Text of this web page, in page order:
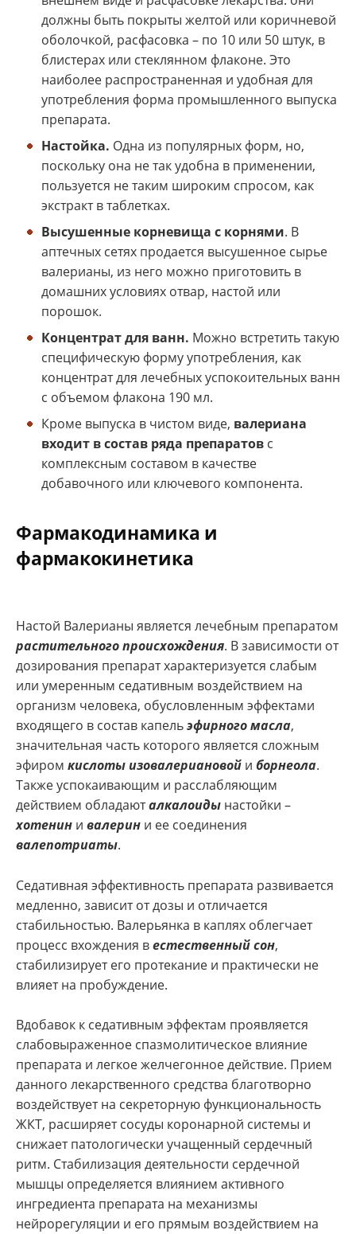
должны быть покрыты желтой или коричневой
оболочкой, расфасовка – по 10 или 50 штук, в
блистерах или стеклянном флаконе. Это
наиболее распространенная и удобная для
употребления форма промышленного выпуска
препарата.
Настойка. Одна из популярных форм, но,
поскольку она не так удобна в применении,
пользуется не таким широким спросом, как
экстракт в таблетках.
Высушенные корневища с корнями. В
аптечных сетях продается высушенное сырье
валерианы, из него можно приготовить в
домашних условиях отвар, настой или
порошок.
Концентрат для ванн. Можно встретить такую
специфическую форму употребления, как
концентрат для лечебных успокоительных ванн
с объемом флакона 190 мл.
Кроме выпуска в чистом виде, валериана
входит в состав ряда препаратов с
комплексным составом в качестве
добавочного или ключевого компонента.
Фармакодинамика и
фармакокинетика
Настой Валерианы является лечебным препаратом
растительного происхождения. В зависимости от
дозирования препарат характеризуется слабым
или умеренным седативным воздействием на
организм человека, обусловленным эффектами
входящего в состав капельэфирного масла,
значительная часть которого является сложным
эфиром кислоты изовалериановой и борнеола.
Также успокаивающим и расслабляющим
действием обладаюталкалоиды настойки –
хотенин и валерин и ее соединения
валепотриаты.
Седативная эффективность препарата развивается
медленно, зависит от дозы и отличается
стабильностью. Валерьянка в каплях облегчает
процесс вхождения вестественный сон,
стабилизирует его протекание и практически не
влияет на пробуждение.
Вдобавок к седативным эффектам проявляется
слабовыраженное спазмолитическое влияние
препарата и легкое желчегонное действие. Прием
данного лекарственного средства благотворно
воздействует на секреторную функциональность
ЖКТ, расширяет сосуды коронарной системы и
снижает патологически учащенный сердечный
ритм. Стабилизация деятельности сердечной
мышцы определяется влиянием активного
ингредиента препарата на механизмы
нейрорегуляции и его прямым воздействием на